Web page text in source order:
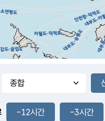
-12시간 -3시간